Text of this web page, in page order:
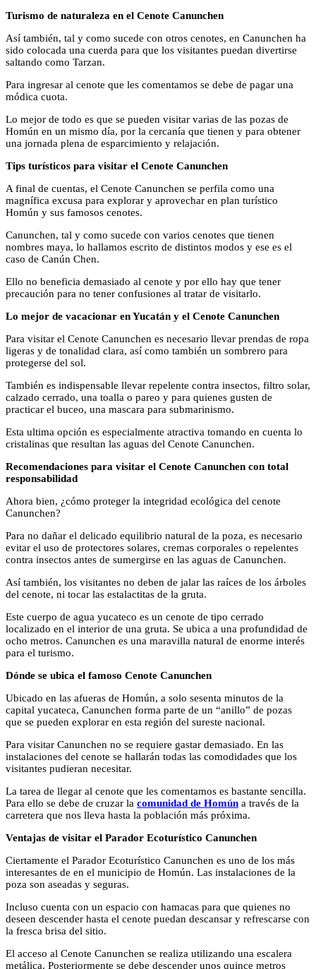
Turismo de naturaleza en el Cenote Canunchen
Así también, tal y como sucede con otros cenotes, en Canunchen ha
sido colocada una cuerda para que los visitantes puedan divertirse
saltando como Tarzan.
Para ingresar al cenote que les comentamos se debe de pagar una
módica cuota.
Lo mejor de todo es que se pueden visitar varias de las pozas de
Homún en un mismo día, por la cercanía que tienen y para obtener
una jornada plena de esparcimiento y relajación.
Tips turísticos para visitar el Cenote Canunchen
A final de cuentas, el Cenote Canunchen se perfila como una
magnífica excusa para explorar y aprovechar en plan turístico
Homún y sus famosos cenotes.
Canunchen, tal y como sucede con varios cenotes que tienen
nombres maya, lo hallamos escrito de distintos modos y ese es el
caso de Canún Chen.
Ello no beneficia demasiado al cenote y por ello hay que tener
precaución para no tener confusiones al tratar de visitarlo.
Lo mejor de vacacionar en Yucatán y el Cenote Canunchen
Para visitar el Cenote Canunchen es necesario llevar prendas de ropa
ligeras y de tonalidad clara, así como también un sombrero para
protegerse del sol.
También es indispensable llevar repelente contra insectos, filtro solar,
calzado cerrado, una toalla o pareo y para quienes gusten de
practicar el buceo, una mascara para submarinismo.
Esta ultima opción es especialmente atractiva tomando en cuenta lo
cristalinas que resultan las aguas del Cenote Canunchen.
Recomendaciones para visitar el Cenote Canunchen con total
responsabilidad
Ahora bien, ¿cómo proteger la integridad ecológica del cenote
Canunchen?
Para no dañar el delicado equilibrio natural de la poza, es necesario
evitar el uso de protectores solares, cremas corporales o repelentes
contra insectos antes de sumergirse en las aguas de Canunchen.
Así también, los visitantes no deben de jalar las raíces de los árboles
del cenote, ni tocar las estalactitas de la gruta.
Este cuerpo de agua yucateco es un cenote de tipo cerrado
localizado en el interior de una gruta. Se ubica a una profundidad de
ocho metros. Canunchen es una maravilla natural de enorme interés
para el turismo.
Dónde se ubica el famoso Cenote Canunchen
Ubicado en las afueras de Homún, a solo sesenta minutos de la
capital yucateca, Canunchen forma parte de un “anillo” de pozas
que se pueden explorar en esta región del sureste nacional.
Para visitar Canunchen no se requiere gastar demasiado. En las
instalaciones del cenote se hallarán todas las comodidades que los
visitantes pudieran necesitar.
La tarea de llegar al cenote que les comentamos es bastante sencilla.
Para ello se debe de cruzar la comunidad de Homún a través de la
carretera que nos lleva hasta la población más próxima.
Ventajas de visitar el Parador Ecoturístico Canunchen
Ciertamente el Parador Ecoturístico Canunchen es uno de los más
interesantes de en el municipio de Homún. Las instalaciones de la
poza son aseadas y seguras.
Incluso cuenta con un espacio con hamacas para que quienes no
deseen descender hasta el cenote puedan descansar y refrescarse con
la fresca brisa del sitio.
El acceso al Cenote Canunchen se realiza utilizando una escalera
metálica. Posteriormente se debe descender unos quince metros